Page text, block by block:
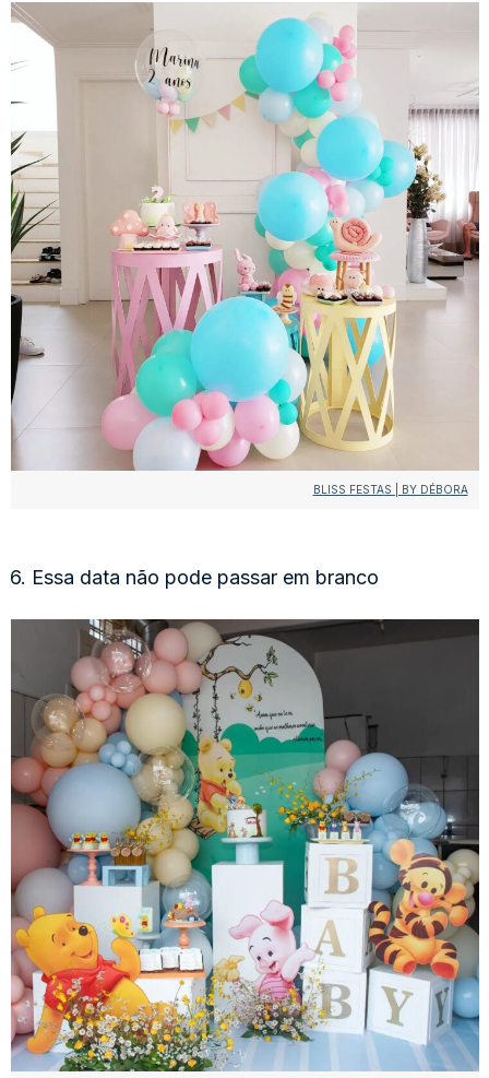
BLISS FESTAS | BY DÉBORA
6. Essa data não pode passar em branco